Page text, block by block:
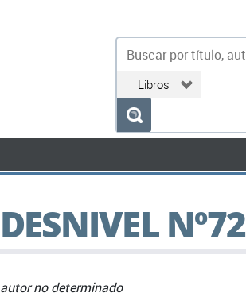
DESNIVEL Nº72
autor no determinado